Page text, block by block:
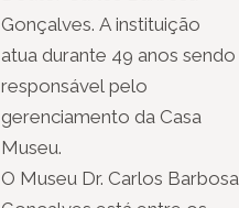
Gonçalves. A instituição
atua durante 49 anos sendo
responsável pelo
gerenciamento da Casa
Museu.
O Museu Dr. Carlos Barbosa